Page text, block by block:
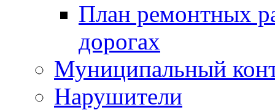
План ремонтных
дорогах
Муниципальный
Нарушители